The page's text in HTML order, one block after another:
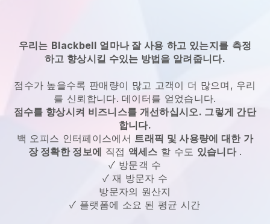
우리는 Blackbell 얼마나 잘 사용 하고 있는지를 측정
하고 향상시킬 수있는 방법을 알려줍니다.
점수가 높을수록 판매량이 많고 고객이 더 많으며, 우리
를 신뢰합니다. 데이터를 얻었습니다.
점수를 향상시켜 비즈니스를 개선하십시오. 그렇게 간단
합니다.
백 오피스 인터페이스에서 트래픽 및 사용량에 대한 가
장 정확한 정보에 직접 액세스 할 수도 있습니다.
✓ 방문객 수
✓ 재 방문자 수
방문자의 원산지
✓ 플랫폼에 소요 된 평균 시간